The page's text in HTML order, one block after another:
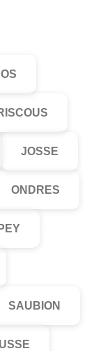
JOSSE
ONDRES
PEY
SAUBION